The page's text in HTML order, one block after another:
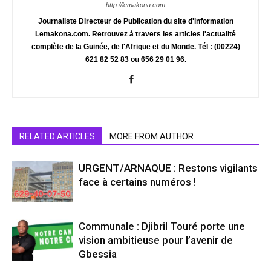
http://lemakona.com
Journaliste Directeur de Publication du site d'information
Lemakona.com. Retrouvez à travers les articles l'actualité
complète de la Guinée, de l'Afrique et du Monde. Tél : (00224)
621 82 52 83 ou 656 29 01 96.
RELATED ARTICLES MORE FROM AUTHOR
URGENT/ARNAQUE : Restons vigilants
face à certains numéros !
Communale : Djibril Touré porte une
vision ambitieuse pour l’avenir de
Gbessia